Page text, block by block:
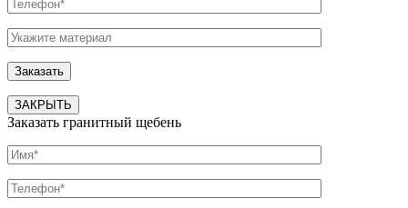
ЗАКРЫТЬ
Заказать гранитный щебень